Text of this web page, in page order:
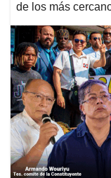
de los más